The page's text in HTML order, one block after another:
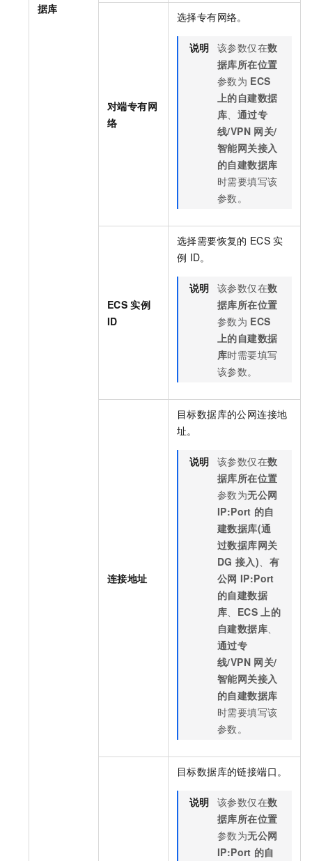
据库
对端专有网
络
选择专有网络。
说明 该参数仅在数
据库所在位置
参数为 ECS
上的自建数据
库、 通过专
线/VPN 网关/
智能网关接入
的自建数据库
时需要填写该
参数。
ECS 实例
ID
选择需要恢复的 ECS 实
例 ID。
说明 该参数仅在数
据库所在位置
参数为 ECS
上的自建数据
库时需要填写
该参数。
连接地址
目标数据库的公网连接地
址。
说明 该参数仅在数
据库所在位置
参数为无公网
IP:Port 的自
建数据库(通
过数据库网关
DG 接入)、 有
公网 IP:Port
的自建数据
库、 ECS 上的
自建数据库、
通过专
线/VPN 网关/
智能网关接入
的自建数据库
时需要填写该
参数。
目标数据库的链接端口。
说明 该参数仅在数
据库所在位置
参数为无公网
IP:Port 的自